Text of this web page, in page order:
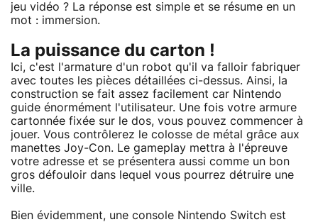
jeu vidéo ? La réponse est simple et se résume en un
mot : immersion.
La puissance du carton !
Ici, c'est l'armature d'un robot qu'il va falloir fabriquer
avec toutes les pièces détaillées ci-dessus. Ainsi, la
construction se fait assez facilement car Nintendo
guide énormément l'utilisateur. Une fois votre armure
cartonnée fixée sur le dos, vous pouvez commencer à
jouer. Vous contrôlerez le colosse de métal grâce aux
manettes Joy-Con. Le gameplay mettra à l'épreuve
votre adresse et se présentera aussi comme un bon
gros défouloir dans lequel vous pourrez détruire une
ville.
Bien évidemment, une console Nintendo Switch est